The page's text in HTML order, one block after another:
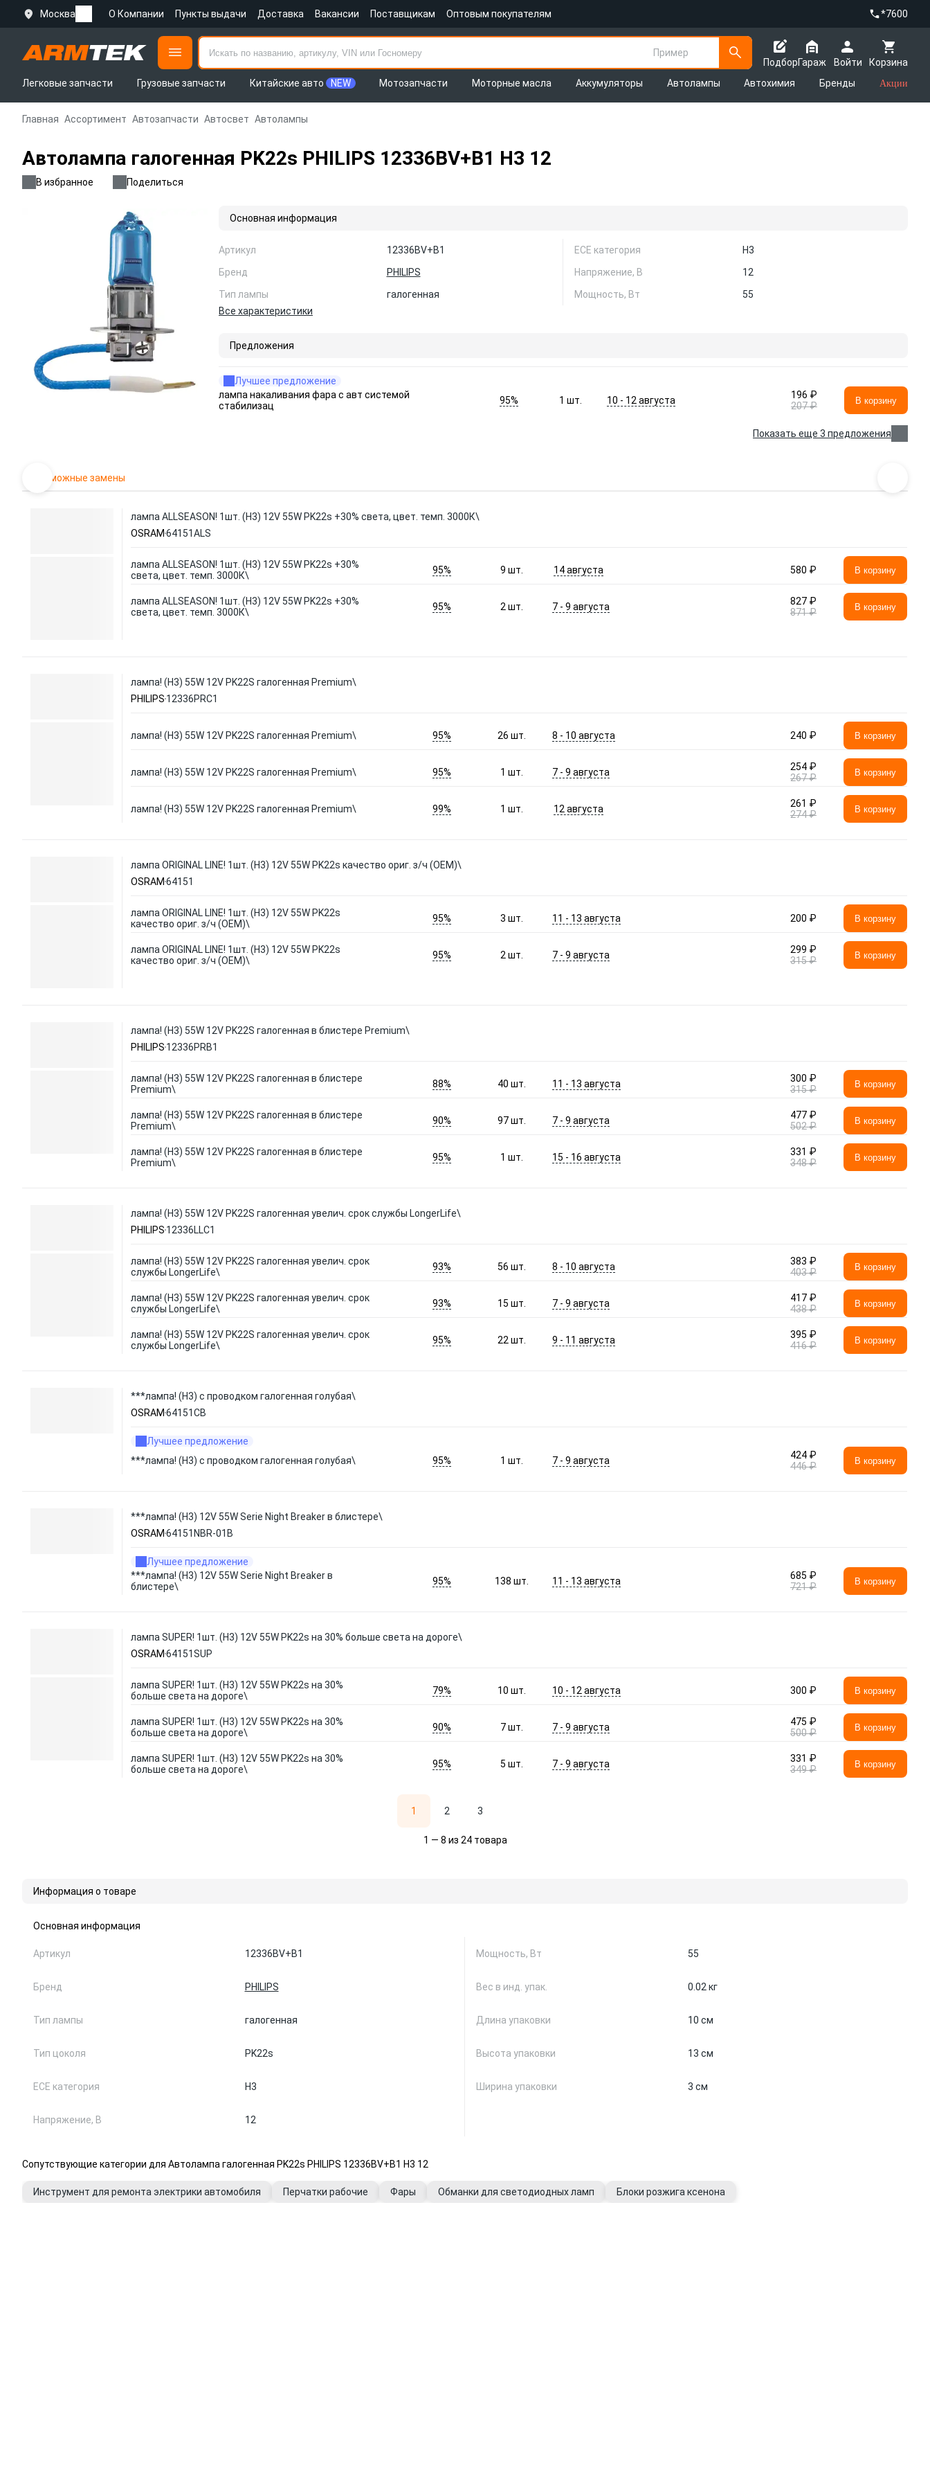
Москва О Компании Пункты выдачи Доставка Вакансии Поставщикам Оптовым покупателям *7600
Пример
Подбор
Корзина
Гараж
Войти
Легковые запчасти
Грузовые запчасти Китайские авто NEW Мотозапчасти Моторные масла Аккумуляторы Автолампы Автохимия Бренды Акции
Главная Ассортимент Автозапчасти Автосвет Автолампы
Автолампа галогенная PK22s PHILIPS 12336BV+B1 H3 12
В избранное Поделиться
Основная информация
Артикул
12336BV+B1
Бренд
PHILIPS
Тип лампы
галогенная
ЕСЕ категория
H3
Напряжение, В
12
Мощность, Вт
55
Все характеристики
Предложения
Лучшее предложение
лампа накаливания фара с авт системой
стабилизац
95% 1шт. 10 - 12 августа
196 ₽
207 ₽
В корзину
Показать еще 3 предложения
Возможные замены
лампа ALLSEASON! 1шт. (H3) 12V 55W PK22s +30% света, цвет. темп. 3000К\
OSRAM 64151ALS
лампа ALLSEASON! 1шт. (H3) 12V 55W PK22s +30%
света, цвет. темп. 3000К\
95% 9шт. 14 августа 580 ₽ В корзину
лампа ALLSEASON! 1шт. (H3) 12V 55W PK22s +30%
света, цвет. темп. 3000К\
95% 2шт. 7 - 9 августа
827 ₽
871 ₽
В корзину
лампа! (H3) 55W 12V PK22S галогенная Premium\
PHILIPS 12336PRC1
лампа! (H3) 55W 12V PK22S галогенная Premium\ 95% 26шт. 8 - 10 августа 240 ₽ В корзину
лампа! (H3) 55W 12V PK22S галогенная Premium\ 95% 1шт. 7 - 9 августа
254 ₽
267 ₽
В корзину
лампа! (H3) 55W 12V PK22S галогенная Premium\ 99% 1шт. 12 августа
261 ₽
274 ₽
В корзину
лампа ORIGINAL LINE! 1шт. (H3) 12V 55W PK22s качество ориг. з/ч (ОЕМ)\
OSRAM 64151
лампа ORIGINAL LINE! 1шт. (H3) 12V 55W PK22s
качество ориг. з/ч (ОЕМ)\
95% 3шт. 11 - 13 августа 200 ₽ В корзину
лампа ORIGINAL LINE! 1шт. (H3) 12V 55W PK22s
качество ориг. з/ч (ОЕМ)\
95% 2шт. 7 - 9 августа
299 ₽
315 ₽
В корзину
лампа! (H3) 55W 12V PK22S галогенная в блистере Premium\
PHILIPS 12336PRB1
лампа! (H3) 55W 12V PK22S галогенная в блистере
Premium\
88% 40шт. 11 - 13 августа
300 ₽
315 ₽
В корзину
лампа! (H3) 55W 12V PK22S галогенная в блистере
Premium\
90% 97шт. 7 - 9 августа
477 ₽
502 ₽
В корзину
лампа! (H3) 55W 12V PK22S галогенная в блистере
Premium\
95% 1шт. 15 - 16 августа
331 ₽
348 ₽
В корзину
лампа! (H3) 55W 12V PK22S галогенная увелич. срок службы LongerLife\
PHILIPS 12336LLC1
лампа! (H3) 55W 12V PK22S галогенная увелич. срок
службы LongerLife\
93% 56шт. 8 - 10 августа
383 ₽
403 ₽
В корзину
лампа! (H3) 55W 12V PK22S галогенная увелич. срок
службы LongerLife\
93% 15шт. 7 - 9 августа
417 ₽
438 ₽
В корзину
лампа! (H3) 55W 12V PK22S галогенная увелич. срок
службы LongerLife\
95% 22шт. 9 - 11 августа
395 ₽
416 ₽
В корзину
***лампа! (H3) с проводком галогенная голубая\
OSRAM 64151CB
Лучшее предложение
***лампа! (H3) с проводком галогенная голубая\
95% 1шт. 7 - 9 августа
424 ₽
446 ₽
В корзину
***лампа! (H3) 12V 55W Serie Night Breaker в блистере\
OSRAM 64151NBR-01B
Лучшее предложение
***лампа! (H3) 12V 55W Serie Night Breaker в
блистере\
95% 138шт. 11 - 13 августа
685 ₽
721 ₽
В корзину
лампа SUPER! 1шт. (H3) 12V 55W PK22s на 30% больше света на дороге\
OSRAM 64151SUP
лампа SUPER! 1шт. (H3) 12V 55W PK22s на 30%
больше света на дороге\
79% 10шт. 10 - 12 августа 300 ₽ В корзину
лампа SUPER! 1шт. (H3) 12V 55W PK22s на 30%
больше света на дороге\
90% 7шт. 7 - 9 августа
475 ₽
500 ₽
В корзину
лампа SUPER! 1шт. (H3) 12V 55W PK22s на 30%
больше света на дороге\
95% 5шт. 7 - 9 августа
331 ₽
349 ₽
В корзину
1 2 3
1 — 8 из 24 товара
Информация о товаре
Основная информация
Артикул 12336BV+B1
Бренд PHILIPS
Тип лампы галогенная
Тип цоколя PK22s
ЕСЕ категория H3
Напряжение, В 12
Мощность, Вт 55
Вес в инд. упак. 0.02 кг
Длина упаковки 10 см
Высота упаковки 13 см
Ширина упаковки 3 см
Сопутствующие категории для Автолампа галогенная PK22s PHILIPS 12336BV+B1 H3 12
Инструмент для ремонта электрики автомобиля Перчатки рабочие Фары Обманки для светодиодных ламп Блоки розжига ксенона